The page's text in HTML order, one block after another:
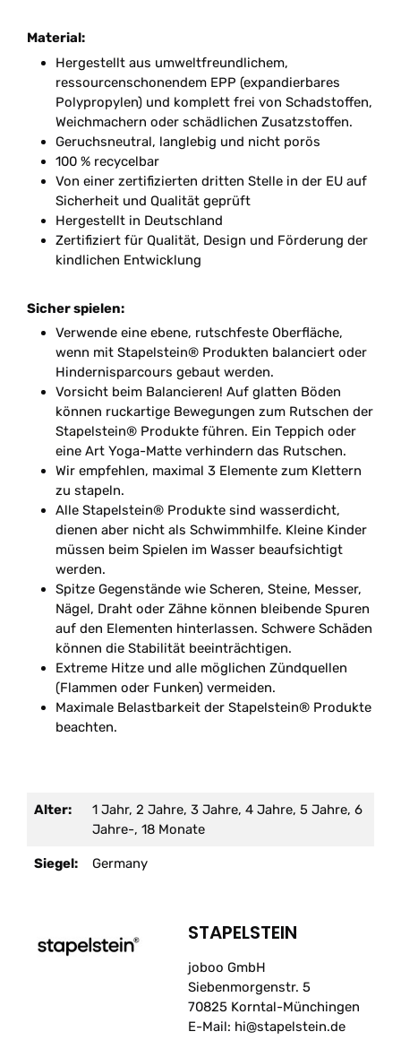
Material:
Hergestellt aus umweltfreundlichem,
ressourcenschonendem EPP (expandierbares
Polypropylen) und komplett frei von Schadstoffen,
Weichmachern oder schädlichen Zusatzstoffen.
Geruchsneutral, langlebig und nicht porös
100 % recycelbar
Von einer zertifizierten dritten Stelle in der EU auf
Sicherheit und Qualität geprüft
Hergestellt in Deutschland
Zertifiziert für Qualität, Design und Förderung der
kindlichen Entwicklung
Sicher spielen:
Verwende eine ebene, rutschfeste Oberfläche,
wenn mit Stapelstein® Produkten balanciert oder
Hindernisparcours gebaut werden.
Vorsicht beim Balancieren! Auf glatten Böden
können ruckartige Bewegungen zum Rutschen der
Stapelstein® Produkte führen. Ein Teppich oder
eine Art Yoga-Matte verhindern das Rutschen.
Wir empfehlen, maximal 3 Elemente zum Klettern
zu stapeln.
Alle Stapelstein® Produkte sind wasserdicht,
dienen aber nicht als Schwimmhilfe. Kleine Kinder
müssen beim Spielen im Wasser beaufsichtigt
werden.
Spitze Gegenstände wie Scheren, Steine, Messer,
Nägel, Draht oder Zähne können bleibende Spuren
auf den Elementen hinterlassen. Schwere Schäden
können die Stabilität beeinträchtigen.
Extreme Hitze und alle möglichen Zündquellen
(Flammen oder Funken) vermeiden.
Maximale Belastbarkeit der Stapelstein® Produkte
beachten.
Alter:
1 Jahr, 2 Jahre, 3 Jahre, 4 Jahre, 5 Jahre, 6
Jahre-, 18 Monate
Siegel: Germany
STAPELSTEIN
joboo GmbH
Siebenmorgenstr. 5
70825 Korntal-Münchingen
E-Mail: hi@stapelstein.de